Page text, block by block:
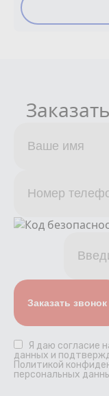
Я даю согласие
данных и
Политикой
персональных